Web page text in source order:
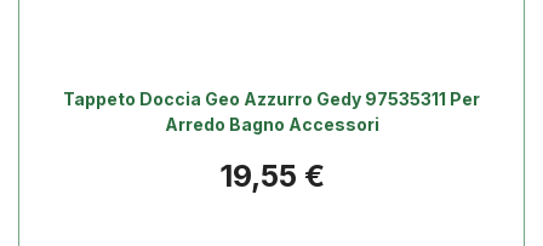
Tappeto Doccia Geo Azzurro Gedy 97535311 Per
Arredo Bagno Accessori
Prezzo
19,55 €